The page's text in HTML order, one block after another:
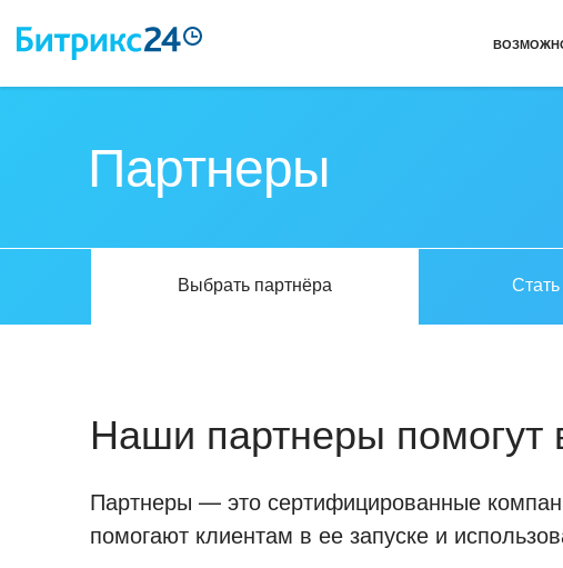
Партнеры
Выбрать партнёра
Наши партнеры помогут
Партнеры — это сертифицированные
помогают клиентам в ее запуске и